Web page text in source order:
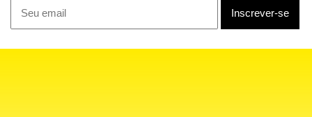
amarelo, mesma situação viveu o lateral direito Cicinho.
Ambos estarão à disposição de Oswaldo de Oliveira para a
partida do próximo domingo, às 16 horas (de Brasília),